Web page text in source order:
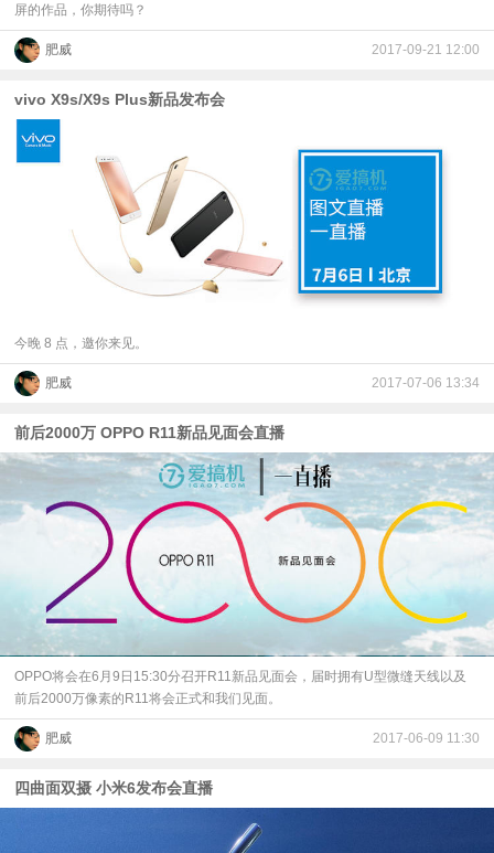
屏的作品，你期待吗？
肥威 2017-09-21 12:00
vivo X9s/X9s Plus新品发布会
今晚 8 点，邀你来见。
肥威 2017-07-06 13:34
前后2000万 OPPO R11新品见面会直播
OPPO将会在6月9日15:30分召开R11新品见面会，届时拥有U型微缝天线以及
前后2000万像素的R11将会正式和我们见面。
肥威 2017-06-09 11:30
四曲面双摄 小米6发布会直播